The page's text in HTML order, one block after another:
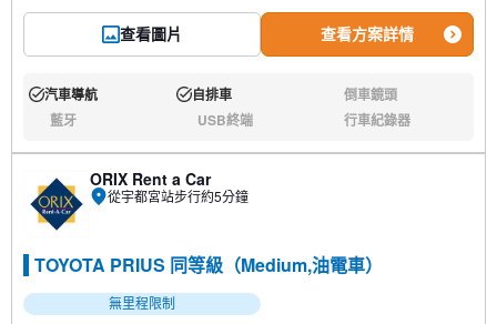
查看圖片 查看方案詳情
有:汽車導航 有:自排車 倒車鏡頭
藍牙 USB終端 行車紀錄器
ORIX Rent a Car
從宇都宮站步行約5分鐘
TOYOTA PRIUS 同等級（Medium,油電車）
無里程限制